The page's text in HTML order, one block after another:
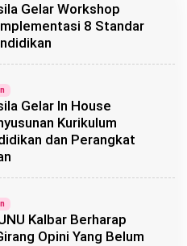
Gelar Workshop
8 Standar
Gelar In House
Kurikulum
dan Perangkat
Kalbar Berharap
Opini Yang Belum